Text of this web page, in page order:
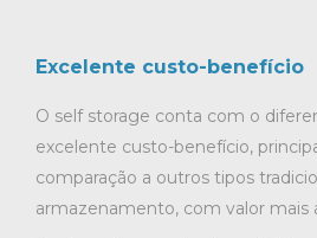
Excelente custo-benefício
O self storage conta com o
excelente custo-benefício,
comparação a outros tipos
armazenamento, com valor mais